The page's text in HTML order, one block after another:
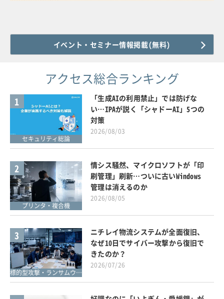
イベント・セミナー情報掲載(無料)
アクセス総合ランキング
1
セキュリティ総論
「生成AIの利用禁止」では防げな
い…IPAが説く「シャドーAI」5つの
対策
2026/08/03
2
プリンタ・複合機
情シス騒然、マイクロソフトが「印
刷管理」刷新…ついに古いWindows
管理は消えるのか
2026/08/05
3
標的型攻撃・ランサムウェア対策
ニチレイ物流システムが全面復旧、
なぜ10日でサイバー攻撃から復旧で
きたのか？
2026/07/26